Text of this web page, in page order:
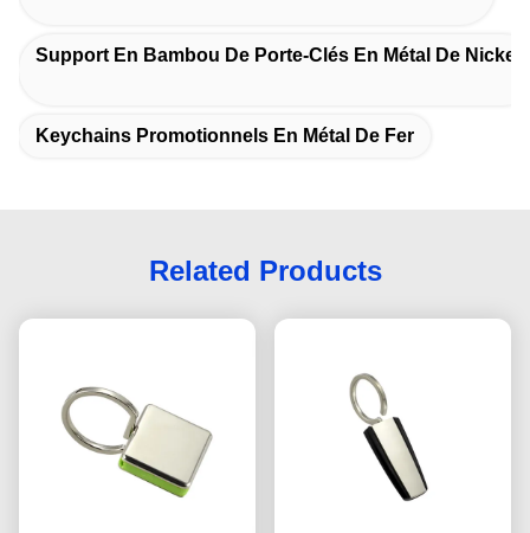
Support En Bambou De Porte-Clés En Métal De Nickel
Keychains Promotionnels En Métal De Fer
Related Products